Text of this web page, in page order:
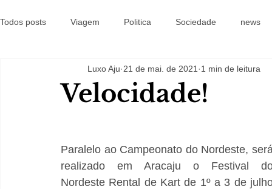
Todos posts Viagem Politica Sociedade news
Velocidade!
Luxo Aju 21 de mai. de 2021 1 min de leitura
Paralelo ao Campeonato do Nordeste,
realizado em Aracaju o Festival
Nordeste Rental de Kart de 1º a 3 de